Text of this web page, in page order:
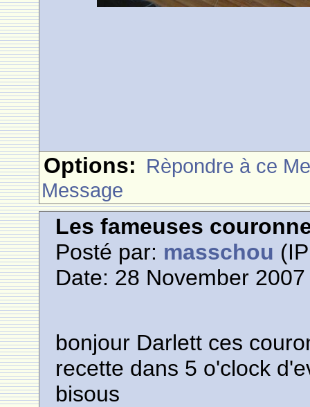
Options: Rèpondre à ce
Message
Les fameuses
Posté par: masschou
Date: 28 November
bonjour Darlett ces
recette dans 5 o'clock
bisous